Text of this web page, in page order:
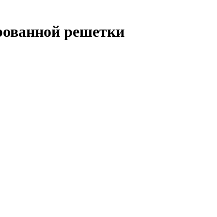
решетки